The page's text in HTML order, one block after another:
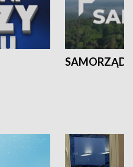
SAMORZĄD